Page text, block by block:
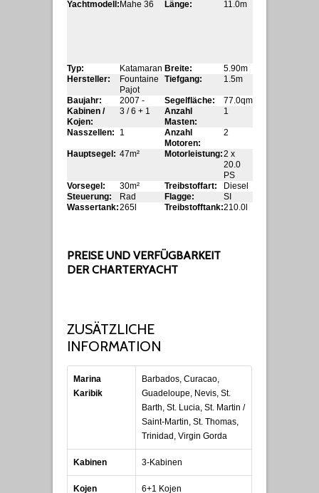
Yachtmodell: Mahe 36 Länge: 11.0m
Typ: Katamaran Breite:
5.90m
Hersteller:
Fountaine
Pajot
Tiefgang: 1.5m
Baujahr: 2007 - Segelfläche:
77.0qm
Kabinen /
Kojen:
3 / 6 + 1
Anzahl
Masten:
1
Nasszellen: 1
Anzahl
Motoren:
2
Hauptsegel: 47m² Motorleistung:2 x
20.0
PS
Vorsegel:
30m² Treibstoffart:
Diesel
Steuerung:
Rad Flagge:
SI
Wassertank:265l Treibstofftank:210.0l
PREISE UND VERFÜGBARKEIT
DER CHARTERYACHT
ZUSÄTZLICHE
INFORMATION
Marina
Karibik
Barbados, Curacao,
Guadeloupe, Nevis, St.
Barth, St. Lucia, St. Martin /
Saint-Martin, St. Thomas,
Trinidad, Virgin Gorda
Kabinen 3-Kabinen
Kojen 6+1 Kojen